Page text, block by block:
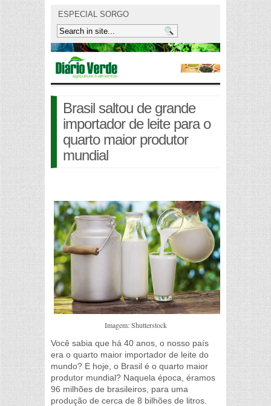
ESPECIAL SORGO
Brasil saltou de grande
importador de leite para o
quarto maior produtor
mundial
Imagem: Shutterstock
Você sabia que há 40 anos, o nosso país
era o quarto maior importador de leite do
mundo? E hoje, o Brasil é o quarto maior
produtor mundial? Naquela época, éramos
96 milhões de brasileiros, para uma
produção de cerca de 8 bilhões de litros.